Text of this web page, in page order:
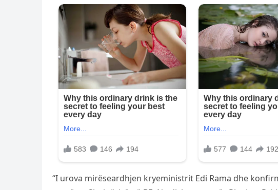
“I urova mirëseardhjen kryeministrit Edi Rama dhe